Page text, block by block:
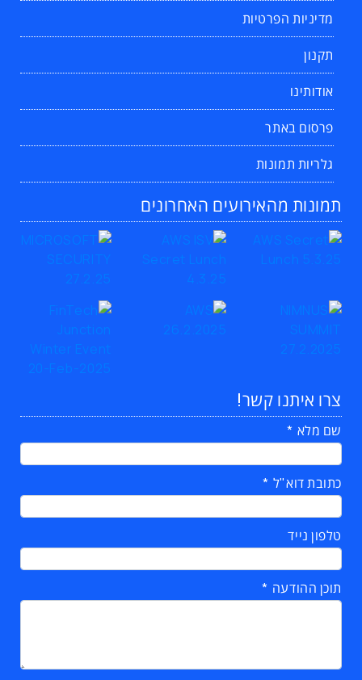
מדיניות הפרטיות
תקנון
אודותינו
פרסום באתר
גלריות תמונות
תמונות מהאירועים האחרונים
צרו איתנו קשר!
שם מלא
כתובת דוא"ל
טלפון נייד
תוכן ההודעה